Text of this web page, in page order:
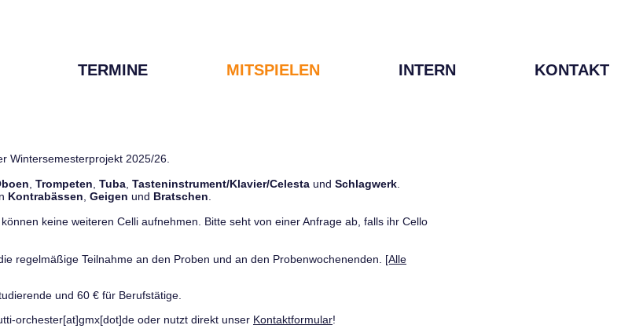
TERMINE MITSPIELEN INTERN KONTAKT
Wintersemesterprojekt 2025/26.
Trompeten Tuba Tasteninstrument/Klavier/Celesta und Schlagwerk
Kontrabässen Geigen und Bratschen
keine weiteren Celli aufnehmen. Bitte seht von einer Anfrage ab, falls ihr Cello
regelmäßige Teilnahme an den Proben und an den Probenwochenenden. [Alle
und 60 € für Berufstätige.
orchester[at]gmx[dot]de oder nutzt direkt unser Kontaktformular!